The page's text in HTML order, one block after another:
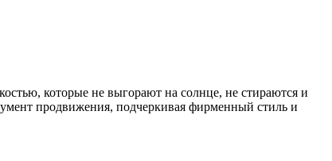
которые не выгорают на солнце, не стираются и
продвижения, подчеркивая фирменный стиль и